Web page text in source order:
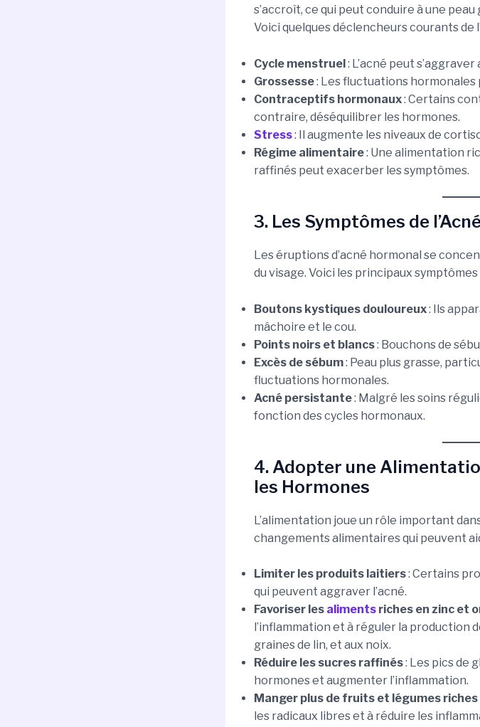
s’accroît, ce qui peut conduire à une
Voici quelques déclencheurs courants de
Cycle menstruel: L’acné peut
Grossesse: Les fluctuations hormonales
Contraceptifs hormonaux: Certains
contraire, déséquilibrer les hormones.
Stress: Il augmente les niveaux de
Régime alimentaire: Une alimentation
raffinés peut exacerber les symptômes.
3. Les Symptômes de
Les éruptions d’acné hormonal se
du visage. Voici les principaux symptômes
Boutons kystiques douloureux: Ils
mâchoire et le cou.
Points noirs et blancs: Bouchons de
Excès de sébum: Peau plus grasse,
fluctuations hormonales.
Acné persistante: Malgré les soins
fonction des cycles hormonaux.
4. Adopter une
les Hormones
L’alimentation joue un rôle important
changements alimentaires qui peuvent
Limiter les produits laitiers: Certains
qui peuvent aggraver l’acné.
Favoriser les aliments riches en zinc et
l’inflammation et à réguler la production
graines de lin, et aux noix.
Réduire les sucres raffinés: Les pics de
hormones et augmenter l’inflammation.
Manger plus de fruits et légumes riches
les radicaux libres et à réduire les